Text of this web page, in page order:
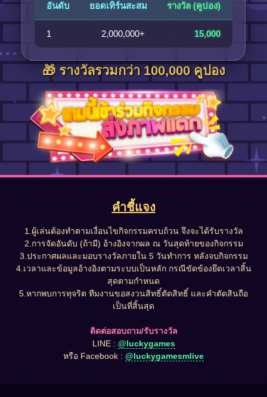
อันดับ ยอดเทิร์นสะสม รางวัล (คูปอง)
1 2,000,000+ 15,000
🎁 รางวัลรวมกว่า 100,000 คูปอง
คำชี้แจง
1.ผู้เล่นต้องทำตามเงื่อนไขกิจกรรมครบถ้วน จึงจะได้รับรางวัล
2.การจัดอันดับ (ถ้ามี) อ้างอิงจากผล ณ วันสุดท้ายของกิจกรรม
3.ประกาศผลและมอบรางวัลภายใน 5 วันทำการ หลังจบกิจกรรม
4.เวลาและข้อมูลอ้างอิงตามระบบเป็นหลัก กรณีขัดข้องยึดเวลาสิ้น
สุดตามกำหนด
5.หากพบการทุจริต ทีมงานขอสงวนสิทธิ์ตัดสิทธิ์ และคำตัดสินถือ
เป็นที่สิ้นสุด
ติดต่อสอบถาม/รับรางวัล
LINE : @luckygames
หรือ Facebook : @luckygamesmlive